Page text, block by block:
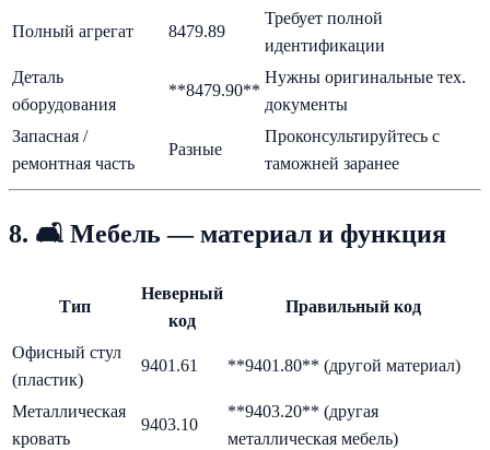
Полный агрегат 8479.89
Требует полной
идентификации
Деталь
оборудования
**8479.90**
Нужны оригинальные тех.
документы
Запасная /
ремонтная часть
Разные
Проконсультируйтесь с
таможней заранее
8. 🛋️ Мебель — материал и функция
Тип
Неверный
код
Правильный код
Офисный стул
(пластик)
9401.61 **9401.80** (другой материал)
Металлическая
кровать
9403.10
**9403.20** (другая
металлическая мебель)